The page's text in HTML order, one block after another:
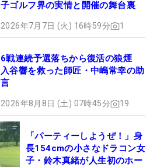
子ゴルフ界の実情と開催の舞台裏
2026年7月7日 (火) 16時59分 1
6戦連続予選落ちから復活の狼煙
入谷響を救った師匠・中嶋常幸の助
言
2026年8月8日 (土) 07時45分 19
「パーティーしようぜ！」身
長154cmの小さなドラコン女
子・鈴木真緒が人生初のホー